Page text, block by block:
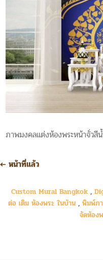
ภาพมงคลแต่งห้องพระหน้าจั่วสีน้
← หน้าที่แล้ว
Custom Mural Bangkok,
ต่อ เติม ห้องพระ ในบ้าน, พิมพ์ภ
จัดห้อง